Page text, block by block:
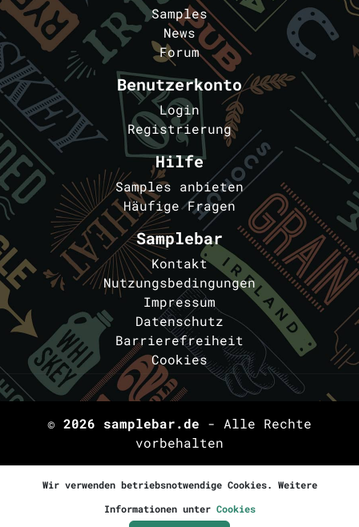
Samples
News
Forum
Benutzerkonto
Login
Registrierung
Hilfe
Samples anbieten
Häufige Fragen
Samplebar
Kontakt
Nutzungsbedingungen
Impressum
Datenschutz
Barrierefreiheit
Cookies
© 2026 samplebar.de - Alle Rechte
vorbehalten
Wir verwenden betriebsnotwendige Cookies. Weitere
Informationen unter Cookies